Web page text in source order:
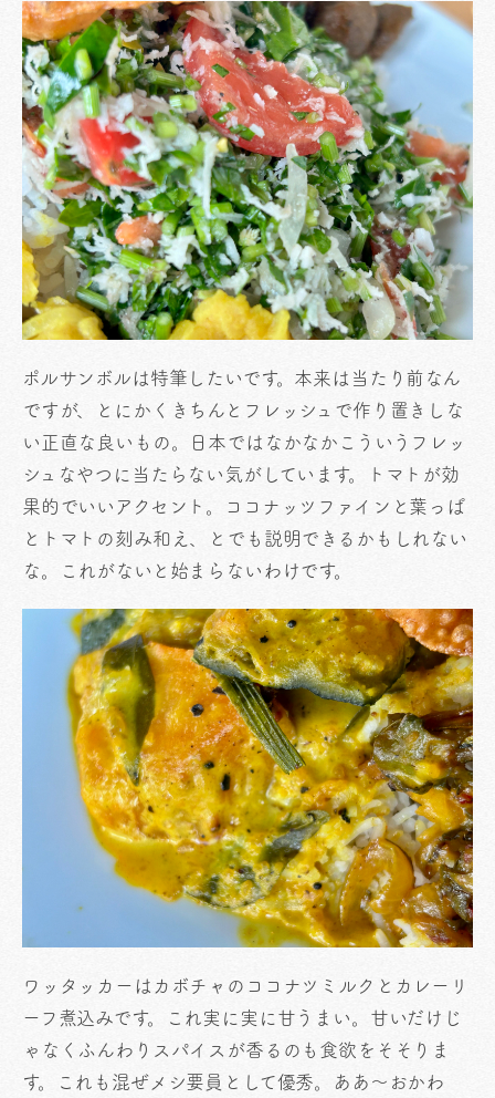
ポルサンボルは特筆したいです。本来は当たり前なん
ですが、とにかくきちんとフレッシュで作り置きしな
い正直な良いもの。日本ではなかなかこういうフレッ
シュなやつに当たらない気がしています。トマトが効
果的でいいアクセント。ココナッツファインと葉っぱ
とトマトの刻み和え、とでも説明できるかもしれない
な。これがないと始まらないわけです。
ワッタッカーはカボチャのココナツミルクとカレーリ
ーフ煮込みです。これ実に実に甘うまい。甘いだけじ
ゃなくふんわりスパイスが香るのも食欲をそそりま
す。これも混ぜメシ要員として優秀。ああ〜おかわ